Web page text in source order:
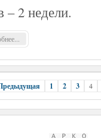
– 2 недели.
1 2 3 4